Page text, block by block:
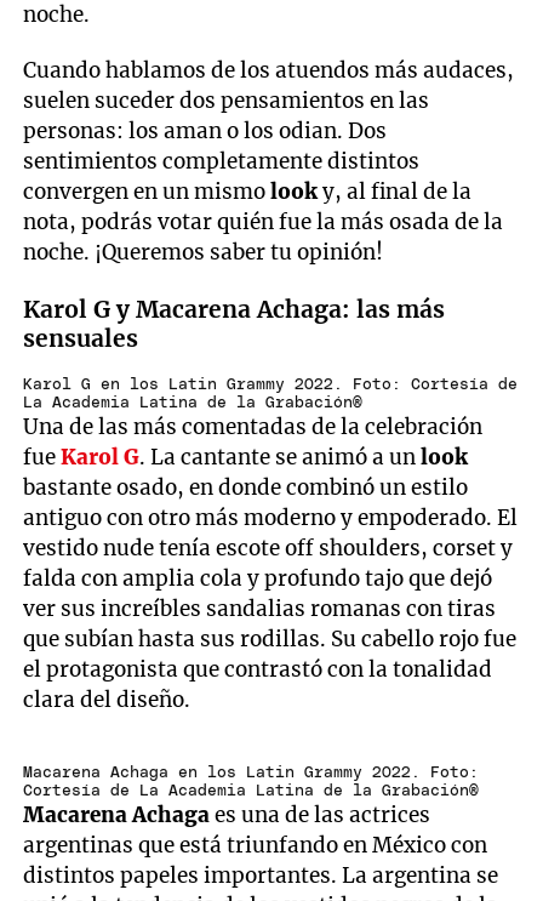
noche.
Cuando hablamos de los atuendos más audaces,
suelen suceder dos pensamientos en las
personas: los aman o los odian. Dos
sentimientos completamente distintos
convergen en un mismolooky, al final de la
nota, podrás votar quién fue la más osada de la
noche. ¡Queremos saber tu opinión!
Karol G y Macarena Achaga: las más
sensuales
Karol G en los Latin Grammy 2022. Foto: Cortesía de
La Academia Latina de la Grabación®
Una de las más comentadas de la celebración
fueKarol G. La cantante se animó a unlook
bastante osado, en donde combinó un estilo
antiguo con otro más moderno y empoderado. El
vestido nude tenía escote off shoulders, corset y
falda con amplia cola y profundo tajo que dejó
ver sus increíbles sandalias romanas con tiras
que subían hasta sus rodillas. Su cabello rojo fue
el protagonista que contrastó con la tonalidad
clara del diseño.
Macarena Achaga en los Latin Grammy 2022. Foto:
Cortesía de La Academia Latina de la Grabación®
Macarena Achagaes una de las actrices
argentinas que está triunfando en México con
distintos papeles importantes. La argentina se